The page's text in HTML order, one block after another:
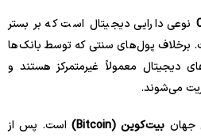
نوعی دارایی دیجیتال است که بر بستر
برخلاف پول‌های سنتی که توسط بانک‌ها
دیجیتال معمولاً غیرمتمرکز هستند و
می‌شوند.
جهان بیت‌کوین (Bitcoin)
است. پس از